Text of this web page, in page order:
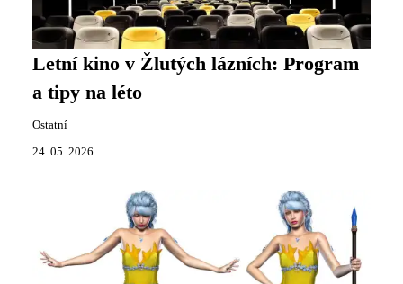
Letní kino v Žlutých lázních: Program
a tipy na léto
Ostatní
24. 05. 2026